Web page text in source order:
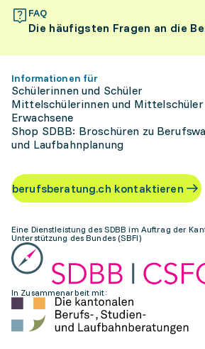
FAQ
Die häufigsten Fragen an die
Informationen für
Schülerinnen und Schüler
Mittelschülerinnen und Mittelschüler
Erwachsene
Shop SDBB: Broschüren zu
und Laufbahnplanung
berufsberatung.ch kontaktieren
Eine Dienstleistung des SDBB im Auftrag der
Unterstützung des Bundes (SBFI)
In Zusammenarbeit mit: